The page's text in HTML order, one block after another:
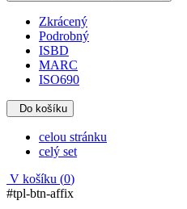
Zkrácený
Podrobný
ISBD
MARC
ISO690
Do košíku
celou stránku
celý set
V košíku (0)
#tpl-btn-affix